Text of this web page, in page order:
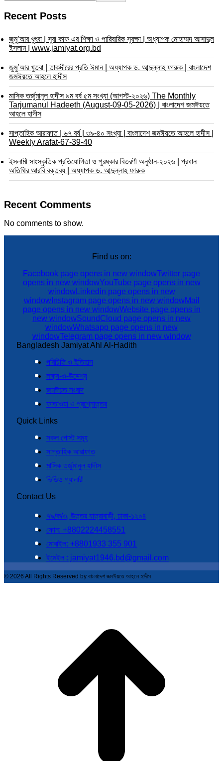
Recent Posts
জুমু’আর খুৎবা | সুরা কাফ এর শিক্ষা ও পারিবারিক সুরক্ষা | অধ্যাপক মোহাম্মদ আসাদুল
ইসলাম | www.jamiyat.org.bd
জুমু’আর খুতবা | তাকদীরের প্রতি ঈমান | অধ্যাপক ড. আব্দুল্লাহ ফারুক | বাংলাদেশ
জমঈয়তে আহলে হাদীস
মাসিক তর্জুমানুল হাদীস ৯ম বর্ষ ৫ম সংখ্যা (আগস্ট-২০২৬) The Monthly
Tarjumanul Hadeeth (August-09-05-2026) | বাংলাদেশ জমঈয়তে
আহলে হাদীস
সাপ্তাহিক আরাফাত | ৬৭ বর্ষ | ৩৯-৪০ সংখ্যা | বাংলাদেশ জমঈয়তে আহলে হাদীস |
Weekly Arafat-67-39-40
ইসলামী সাংস্কৃতিক প্রতিযোগিতা ও পুরষ্কার বিতরণী অনুষ্ঠান-২০২৬ | প্রধান
অতিথির আরবি বক্তব্য | অধ্যাপক ড. আব্দুল্লাহ ফারুক
Recent Comments
No comments to show.
Find us on:
Facebook page opens in new windowTwitter page
opens in new windowYouTube page opens in new
windowLinkedin page opens in new
windowInstagram page opens in new windowMail
page opens in new windowWebsite page opens in
new windowSoundCloud page opens in new
windowWhatsapp page opens in new
windowTelegram page opens in new window
Bangladesh Jamiyat Ahl Al-Hadith
পরিচিতি ও ইতিহাস
লক্ষ্য-ও-উদ্দেশ্য
জমঈয়ত সংবাদ
ফাতাওয়া ও প্রশ্নোত্তর
Quick Links
সকল পোস্ট সমূহ
সাপ্তাহিক আরাফাত
মাসিক তর্জুমানুল হাদীস
ভিডিও গ্যালারী
Contact Us
৭৯/ক/৩, উত্তর যাত্রাবাড়ী, ঢাকা-১২০৪
ফোন: +8802224458551
মোবাইল: +8801933 355 901
ইমেইল : jamiyat1946.bd@gmail.com
© 2026 All Rights Reserved by বাংলাদেশ জমঈয়তে আহলে হাদীস